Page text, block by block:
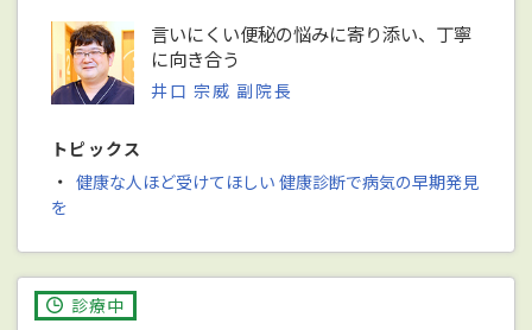
言いにくい便秘の悩みに寄り添い、丁寧
に向き合う
井口 宗威 副院長
トピックス
・ 健康な人ほど受けてほしい 健康診断で病気の早期発見
を
診療中